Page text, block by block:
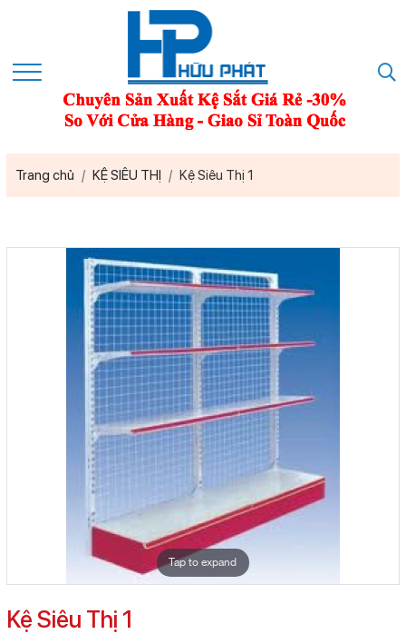
Trang chủ KỆ SIÊU THỊ Kệ Siêu Thị 1
Tap to expand
Kệ Siêu Thị 1